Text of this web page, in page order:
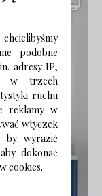
podobne
adresy IP,
w trzech
ruchu
reklamy w
wtyczek
by wyrazić
dokonać
cookies.